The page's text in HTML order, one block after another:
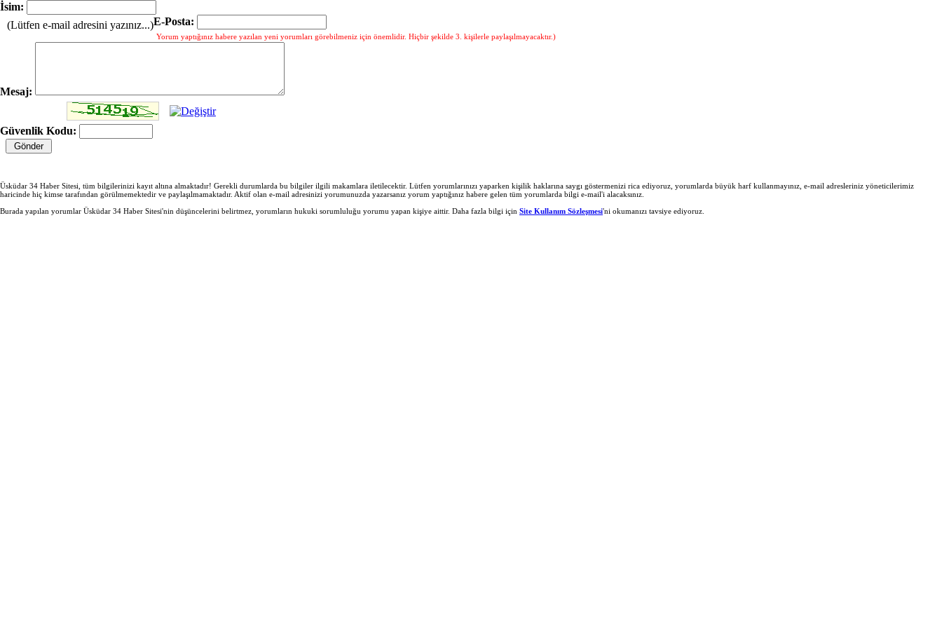
İsim:
E-Posta:
(Lütfen e-mail adresini yazınız...)
Yorum yaptığınız habere yazılan yeni yorumları görebilmeniz için önemlidir. Hiçbir şekilde 3. kişilerle paylaşılmayacaktır.)
Mesaj:
Güvenlik Kodu:
Üsküdar 34 Haber Sitesi, tüm bilgilerinizi kayıt altına almaktadır! Gerekli durumlarda bu bilgiler ilgili makamlara iletilecektir. Lütfen yorumlarınızı yaparken kişilik haklarına saygı göstermenizi rica ediyoruz, yorumlarda büyük harf kullanmayınız, e-mail adresleriniz yöneticilerimiz
haricinde hiç kimse tarafından görülmemektedir ve paylaşılmamaktadır. Aktif olan e-mail adresinizi yorumunuzda yazarsanız yorum yaptığınız habere gelen tüm yorumlarda bilgi e-mail'i alacaksınız.
Burada yapılan yorumlar Üsküdar 34 Haber Sitesi'nin düşüncelerini belirtmez, yorumların hukuki sorumluluğu yorumu yapan kişiye aittir. Daha fazla bilgi için Site Kullanım Sözleşmesi'ni okumanızı tavsiye ediyoruz.